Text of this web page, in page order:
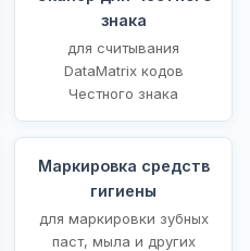
знака
для считывания
DataMatrix кодов
Честного знака
Маркировка средств
гигиены
для маркировки зубных
паст, мыла и других